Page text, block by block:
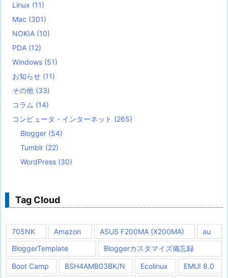
Linux (11)
Mac (301)
NOKIA (10)
PDA (12)
Windows (51)
お知らせ (11)
その他 (33)
コラム (14)
コンピュータ・インターネット (265)
Blogger (54)
Tumblr (22)
WordPress (30)
Tag Cloud
705NK Amazon ASUS F200MA (X200MA)
au
BloggerTemplate
Bloggerカスタマイズ備忘録
Boot Camp BSH4AMB03BK/N Ecolinux
EMUI 8.0